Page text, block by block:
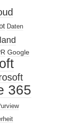
Daten
Google
365